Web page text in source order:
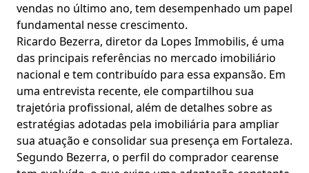
vendas no último ano, tem desempenhado um papel
fundamental nesse crescimento.
Ricardo Bezerra, diretor da Lopes Immobilis, é uma
das principais referências no mercado imobiliário
nacional e tem contribuído para essa expansão. Em
uma entrevista recente, ele compartilhou sua
trajetória profissional, além de detalhes sobre as
estratégias adotadas pela imobiliária para ampliar
sua atuação e consolidar sua presença em Fortaleza.
Segundo Bezerra, o perfil do comprador cearense